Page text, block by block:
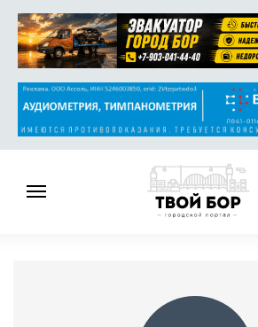
СПРАВОЧНИК